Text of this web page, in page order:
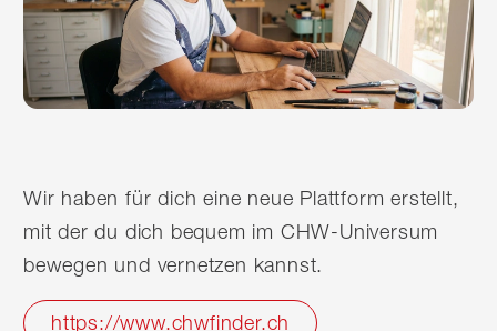
Wir haben für dich eine neue Plattform erstellt,
mit der du dich bequem im CHW-Universum
bewegen und vernetzen kannst.
https://www.chwfinder.ch